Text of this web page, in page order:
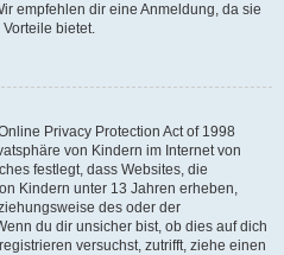
empfehlen dir eine Anmeldung, da sie
bietet.
Privacy Protection Act of 1998
von Kindern im Internet von
festlegt, dass Websites, die
Kindern unter 13 Jahren erheben,
des oder der
du dir unsicher bist, ob dies auf dich
versuchst, zutrifft, ziehe einen